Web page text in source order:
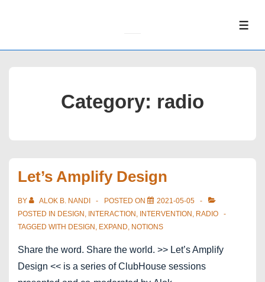
Category: radio
Let’s Amplify Design
BY ALOK B. NANDI POSTED ON
2021-05-05
POSTED IN DESIGN , INTERACTION , INTERVENTION , RADIO
TAGGED WITH DESIGN , EXPAND, NOTIONS
Share the word. Share the world. >> Let’s Amplify
Design << is a series of ClubHouse sessions